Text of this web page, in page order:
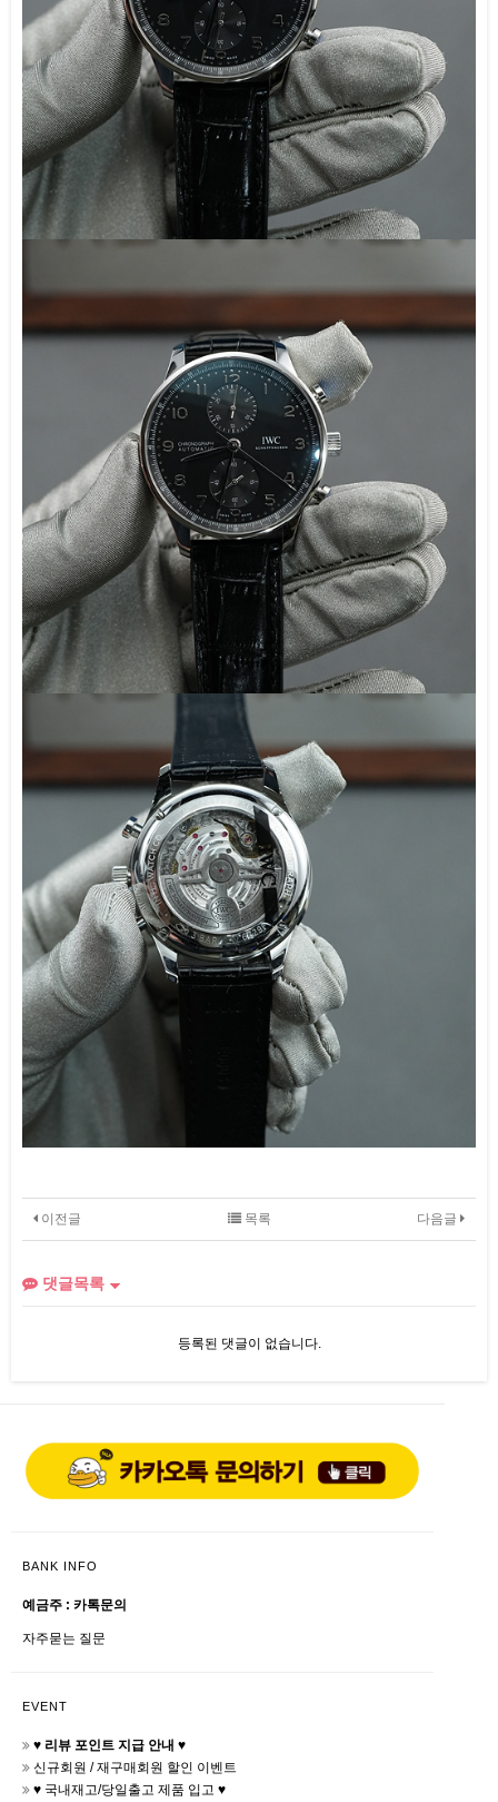
이전글 다음글
목록
댓글목록
등록된 댓글이 없습니다.
BANK INFO
예금주 : 카톡문의
자주묻는 질문
EVENT
♥ 리뷰 포인트 지급 안내 ♥
신규회원 / 재구매회원 할인 이벤트
♥ 국내재고/당일출고 제품 입고 ♥